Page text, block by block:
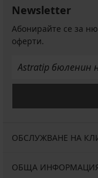
Newsletter
Абонирайте се за
оферти.
ОБСЛУЖВАНЕ НА
ОБЩА